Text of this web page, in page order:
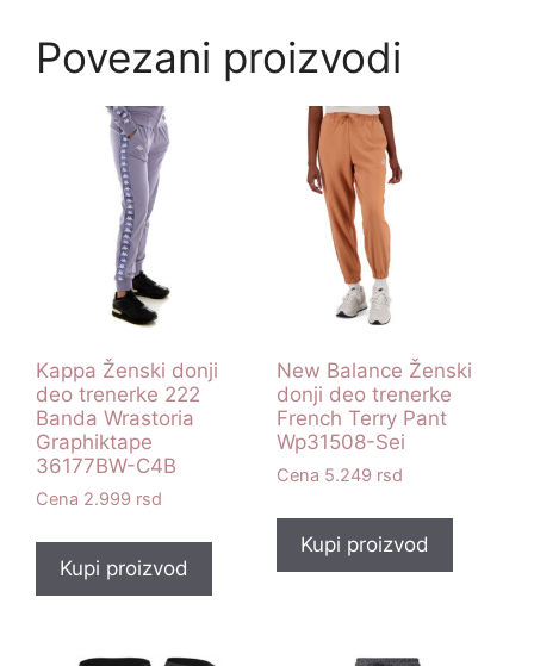
Povezani proizvodi
Kappa Ženski donji
deo trenerke 222
Banda Wrastoria
Graphiktape
36177BW-C4B
2.999 rsd
Kupi proizvod
New Balance Ženski
donji deo trenerke
French Terry Pant
Wp31508-Sei
5.249 rsd
Kupi proizvod